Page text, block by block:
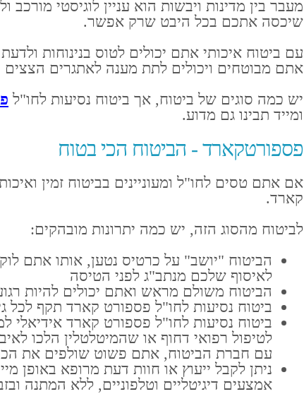
מעבר בין מדינות ויבשות הוא עניין לוגיסטי
שיכסה אתכם בכל היבט שרק אפשר.
עם ביטוח איכותי אתם יכולים לטוס בנינוחות
אתם מבוטחים ויכולים לתת מענה לאתגרים
יש כמה סוגים של ביטוח, אך ביטוח נסיעות לחו"ל
ומייד תבינו גם מדוע.
פספורטקארד - הביטוח הכי בטוח
אם אתם טסים לחו"ל ומעוניינים בביטוח זמין
קארד.
לביטוח מהסוג הזה, יש כמה יתרונות מובהקים:
הביטוח "יושב" על כרטיס נטען, אותו אתם
לאיסוף שלכם מנתב"ג לפני הטיסה
הביטוח משולם מראש ואתם יכולים להיות
ביטוח נסיעות לחו"ל פספורט קארד תקף לכל
ביטוח נסיעות לחו"ל פספורט קארד אידיאלי
לטיפול רפואי דחוף או שהמיטלטלין הלכו
עם חברת הביטוח, אתם פשוט שולפים את
ניתן לקבל ייעוץ או חוות דעת מרופא באופן
אמצעים דיגיטליים וטלפוניים, ללא המתנה